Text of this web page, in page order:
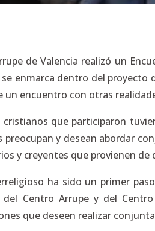
de Valencia realizó un
enmarca dentro del
un encuentro con otras
que participaron
preocupan y desean abordar
y creyentes que provienen
ha sido un primer
Centro Arrupe y del
que deseen realizar